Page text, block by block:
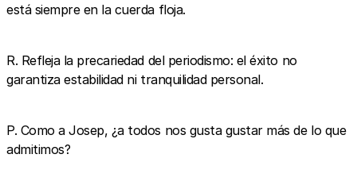
está siempre en la cuerda floja.
R. Refleja la precariedad del periodismo: el éxito no
garantiza estabilidad ni tranquilidad personal.
P. Como a Josep, ¿a todos nos gusta gustar más de lo que
admitimos?